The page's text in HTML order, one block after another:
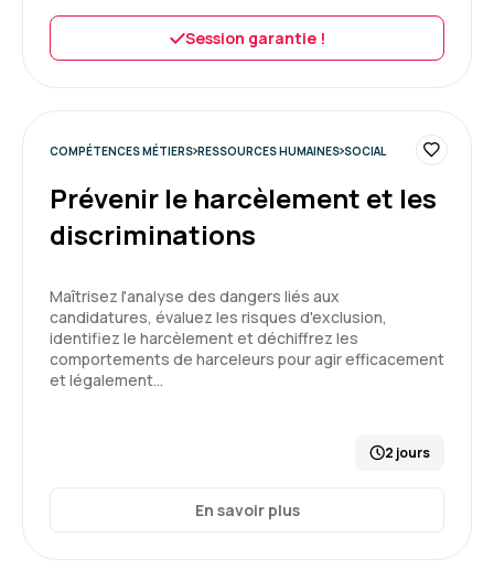
psychosociaux
Adeline D. Le 09/07/2026
5
Formation enrichissante qui permet de voir des
situations concrètes et aide à trouver des clés
Formation : Connaître et prévenir les risques
psychosociaux
Le 05/07/2026
journée agréable contenu trop superficielle
Session garantie !
COMPÉTENCES MÉTIERS RESSOURCES HUMAINES SOCIAL
Prévenir le harcèlement et les
discriminations
Maîtrisez l'analyse des dangers liés aux
candidatures, évaluez les risques d'exclusion,
identifiez le harcèlement et déchiffrez les
comportements de harceleurs pour agir efficacement
et légalement…
2 jours
En savoir plus